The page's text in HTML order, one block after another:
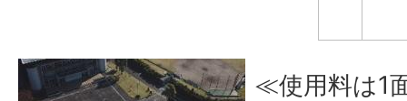
≪使用料は1